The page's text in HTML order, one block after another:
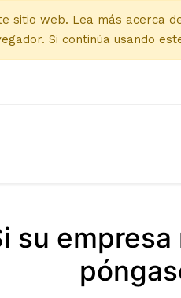
sitio web. Lea más acerca
Si continúa usando
su